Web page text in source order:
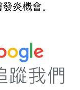
炎機會。